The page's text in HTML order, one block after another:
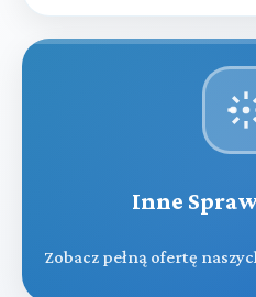
Inne
Zobacz pełną ofertę